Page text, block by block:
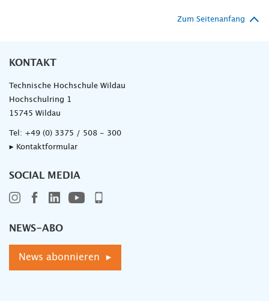
Zum Seitenanfang
KONTAKT
Technische Hochschule Wildau
Hochschulring 1
15745 Wildau
Tel: +49 (0) 3375 / 508 - 300
▸ Kontaktformular
SOCIAL MEDIA
NEWS-ABO
News abonnieren ▸